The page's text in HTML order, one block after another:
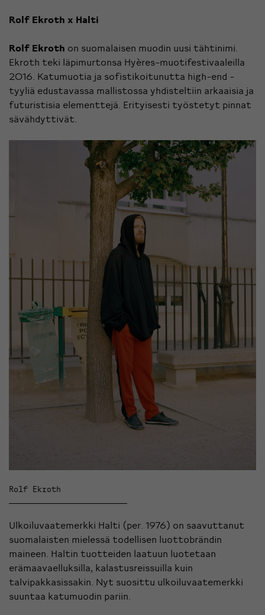
Rolf Ekroth x Halti
Rolf Ekroth on suomalaisen muodin uusi tähtinimi.
Ekroth teki läpimurtonsa Hyères-muotifestivaaleilla
2016. Katumuotia ja sofistikoitunutta high-end -
tyyliä edustavassa mallistossa yhdisteltiin arkaaisia ja
futuristisia elementtejä. Erityisesti työstetyt pinnat
sävähdyttivät.
Rolf Ekroth
Ulkoiluvaatemerkki Halti (per. 1976) on saavuttanut
suomalaisten mielessä todellisen luottobrändin
maineen. Haltin tuotteiden laatuun luotetaan
erämaavaelluksilla, kalastusreissuilla kuin
talvipakkasissakin. Nyt suosittu ulkoiluvaatemerkki
suuntaa katumuodin pariin.